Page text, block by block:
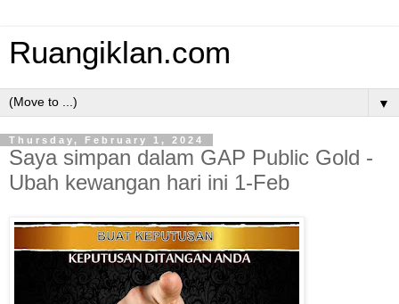
Ruangiklan.com
▼
Thursday, February 1, 2024
Saya simpan dalam GAP Public Gold -
Ubah kewangan hari ini 1-Feb